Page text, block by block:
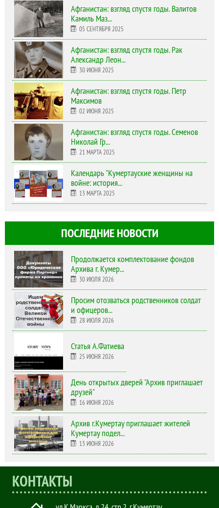
Афганистан: взгляд спустя годы. Валитов
Камиль Маз...
05 СЕНТЯБРЯ 2025
Афганистан: взгляд спустя годы. Рак
Александр Леон...
30 ИЮНЯ 2025
Афганистан: взгляд спустя годы. Петр
Максимов
02 ИЮНЯ 2025
Афганистан: взгляд спустя годы. Семенов
Николай Гр...
21 МАРТА 2025
Календарь "Кумертауские женщины на
войне: история...
13 МАРТА 2025
ПОСЛЕДНИЕ НОВОСТИ
Продолжается комплектование фондов
Архива г. Кумер...
30 ИЮЛЯ 2026
Просим отозваться родственников солдат
и офицеров...
28 ИЮЛЯ 2026
Статья А.Фатиева
25 ИЮНЯ 2026
День открытых дверей "Архив приглашает
друзей"
16 ИЮНЯ 2026
Архив г.Кумертау приглашает жителей
Кумертау подел...
13 ИЮНЯ 2026
КОНТАКТЫ